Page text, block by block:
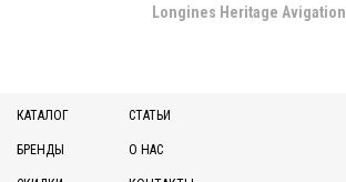
Longines Heritage Avigation
КАТАЛОГ
БРЕНДЫ
СТАТЬИ
О НАС